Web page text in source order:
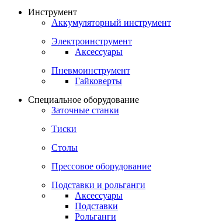
Инструмент
Аккумуляторный инструмент
Электроинструмент
Аксессуары
Пневмоинструмент
Гайковерты
Специальное оборудование
Заточные станки
Тиски
Столы
Прессовое оборудование
Подставки и рольганги
Аксессуары
Подставки
Рольганги